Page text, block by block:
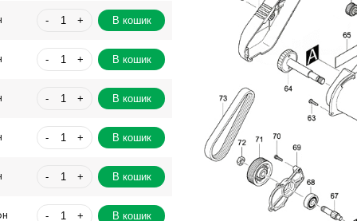
- + В кошик
- + В кошик
- + В кошик
- + В кошик
- + В кошик
- + В кошик